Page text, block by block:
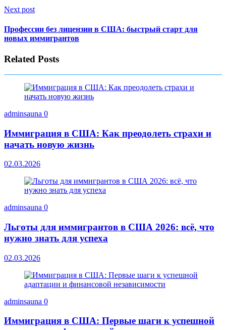
Next post
Профессии без лицензии в США: быстрый старт для
новых иммигрантов
Related Posts
adminsauna 0
Иммиграция в США: Как преодолеть страхи и
начать новую жизнь
02.03.2026
adminsauna 0
Льготы для иммигрантов в США 2026: всё, что
нужно знать для успеха
02.03.2026
adminsauna 0
Иммиграция в США: Первые шаги к успешной